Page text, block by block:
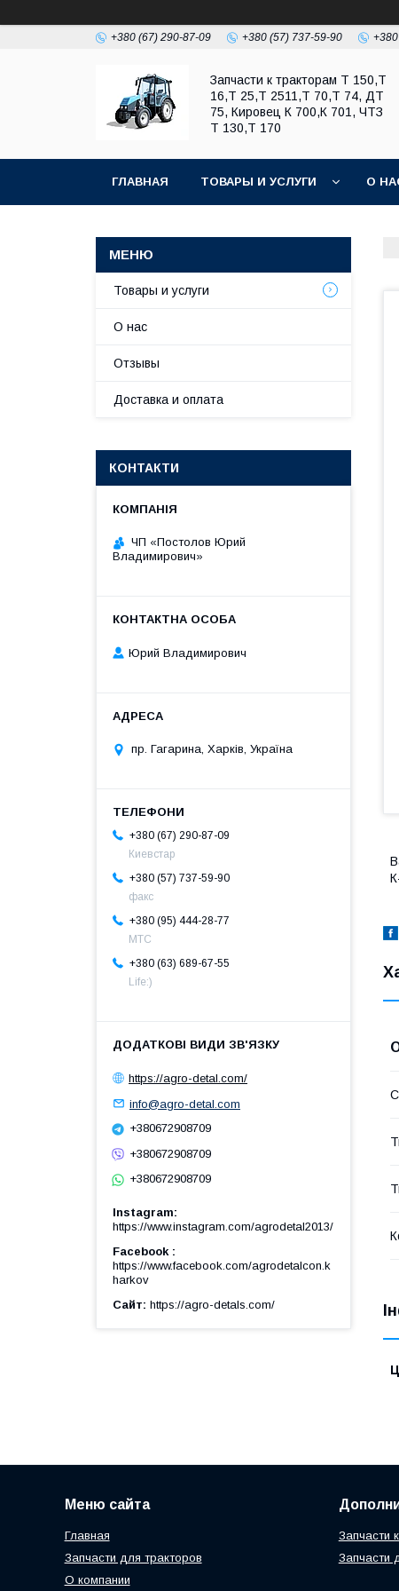
+380 (67) 290-87-09 +380 (57) 737-59-90
Запчасти к тракторам Т 150,Т
16,Т 25,Т 2511,Т 70,Т 74, ДТ
75, Кировец К 700,К 701, ЧТЗ
Т 130,Т 170
ГЛАВНАЯ ТОВАРЫ И УСЛУГИ О
Товары и услуги
О нас
Отзывы
Доставка и оплата
КОНТАКТИ
ЧП «Постолов Юрий
Владимирович»
Юрий Владимирович
пр. Гагарина, Харків, Україна
+380 (67) 290-87-09
Киевстар
+380 (57) 737-59-90
факс
+380 (95) 444-28-77
МТС
+380 (63) 689-67-55
Life:)
https://agro-detal.com/
info@agro-detal.com
+380672908709
+380672908709
+380672908709
Instagram
https://www.instagram.com/agrodetal2013/
Facebook
https://www.facebook.com/agrodetalcon.k
harkov
Сайт https://agro-detals.com/
Меню сайта
Главная
Запчасти для тракторов
О компании
Запчасти
Запчасти